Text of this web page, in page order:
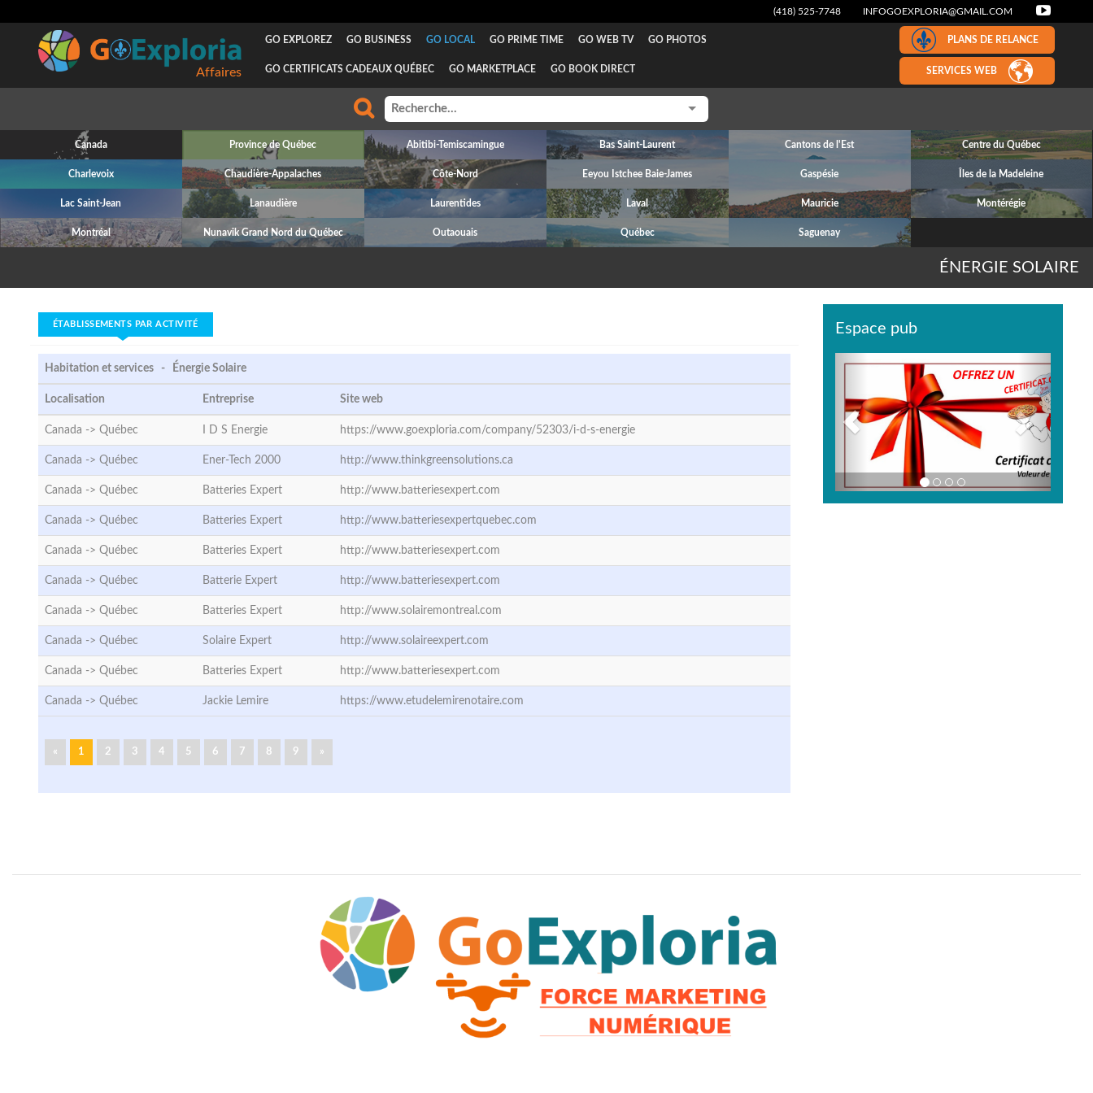
(418) 525-7748 INFOGOEXPLORIA@GMAIL.COM
Affaires
GO EXPLOREZ GO BUSINESS GO LOCAL GO PRIME TIME GO WEB TV GO PHOTOS
GO CERTIFICATS CADEAUX QUÉBEC GO MARKETPLACE GO BOOK DIRECT
PLANS DE RELANCE
SERVICES WEB
Canada Province de Québec Abitibi-Temiscamingue Bas Saint-Laurent Cantons de l'Est Centre du Québec
Charlevoix Chaudière-Appalaches Côte-Nord Eeyou Istchee Baie-James Gaspésie Îles de la Madeleine
Lac Saint-Jean Lanaudière Laurentides Laval Mauricie Montérégie
Montréal Nunavik Grand Nord du Québec Outaouais Québec Saguenay
ÉNERGIE SOLAIRE
ÉTABLISSEMENTS PAR ACTIVITÉ
Habitation et services - Énergie Solaire
Localisation Entreprise Site web
Canada -> Québec I D S Energie https://www.goexploria.com/company/52303/i-d-s-energie
Canada -> Québec Ener-Tech 2000 http://www.thinkgreensolutions.ca
Canada -> Québec Batteries Expert http://www.batteriesexpert.com
Canada -> Québec Batteries Expert http://www.batteriesexpertquebec.com
Canada -> Québec Batteries Expert http://www.batteriesexpert.com
Canada -> Québec Batterie Expert http://www.batteriesexpert.com
Canada -> Québec Batteries Expert http://www.solairemontreal.com
Canada -> Québec Solaire Expert http://www.solaireexpert.com
Canada -> Québec Batteries Expert http://www.batteriesexpert.com
Canada -> Québec Jackie Lemire https://www.etudelemirenotaire.com
« 1 2 3 4 5 6 7 8 9 »
Espace pub
Previous
Next